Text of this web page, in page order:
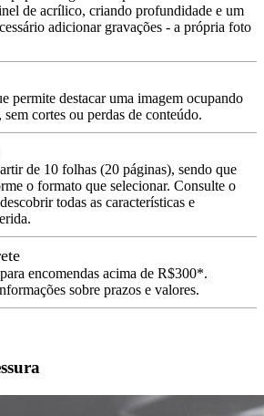
de acrílico, criando profundidade e um
adicionar gravações - a própria foto
permite destacar uma imagem ocupando
cortes ou perdas de conteúdo.
de 10 folhas (20 páginas), sendo que
o formato que selecionar. Consulte o
todas as características e
encomendas acima de R$300*.
sobre prazos e valores.